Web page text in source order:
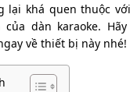
lại khá quen thuộc
dàn karaoke. Hãy
về thiết bị này nhé!